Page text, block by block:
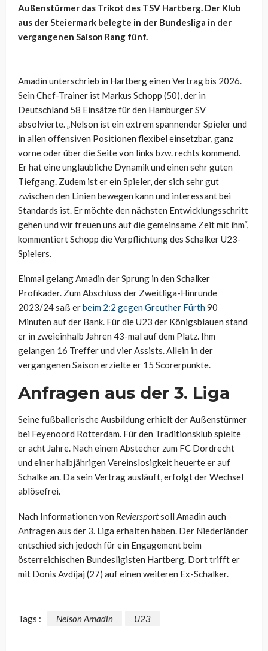
Außenstürmer das Trikot des TSV Hartberg. Der Klub
aus der Steiermark belegte in der Bundesliga in der
vergangenen Saison Rang fünf.
Amadin unterschrieb in Hartberg einen Vertrag bis 2026.
Sein Chef-Trainer ist Markus Schopp (50), der in
Deutschland 58 Einsätze für den Hamburger SV
absolvierte. „Nelson ist ein extrem spannender Spieler und
in allen offensiven Positionen flexibel einsetzbar, ganz
vorne oder über die Seite von links bzw. rechts kommend.
Er hat eine unglaubliche Dynamik und einen sehr guten
Tiefgang. Zudem ist er ein Spieler, der sich sehr gut
zwischen den Linien bewegen kann und interessant bei
Standards ist. Er möchte den nächsten Entwicklungsschritt
gehen und wir freuen uns auf die gemeinsame Zeit mit ihm“,
kommentiert Schopp die Verpflichtung des Schalker U23-
Spielers.
Einmal gelang Amadin der Sprung in den Schalker
Profikader. Zum Abschluss der Zweitliga-Hinrunde
2023/24 saß erbeim 2:2 gegen Greuther Fürth90
Minuten auf der Bank. Für die U23 der Königsblauen stand
er in zweieinhalb Jahren 43-mal auf dem Platz. Ihm
gelangen 16 Treffer und vier Assists. Allein in der
vergangenen Saison erzielte er 15 Scorerpunkte.
Anfragen aus der 3. Liga
Seine fußballerische Ausbildung erhielt der Außenstürmer
bei Feyenoord Rotterdam. Für den Traditionsklub spielte
er acht Jahre. Nach einem Abstecher zum FC Dordrecht
und einer halbjährigen Vereinslosigkeit heuerte er auf
Schalke an. Da sein Vertrag ausläuft, erfolgt der Wechsel
ablösefrei.
Nach Informationen von Reviersportsoll Amadin auch
Anfragen aus der 3. Liga erhalten haben. Der Niederländer
entschied sich jedoch für ein Engagement beim
österreichischen Bundesligisten Hartberg. Dort trifft er
mit Donis Avdijaj (27) auf einen weiteren Ex-Schalker.
Tags : Nelson Amadin U23